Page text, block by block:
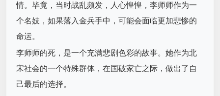
情。毕竟，当时战乱频发，人心惶惶，李师师作为一
个名妓，如果落入金兵手中，可能会面临更加悲惨的
命运。
李师师的死，是一个充满悲剧色彩的故事。她作为北
宋社会的一个特殊群体，在国破家亡之际，做出了自
己最后的选择。